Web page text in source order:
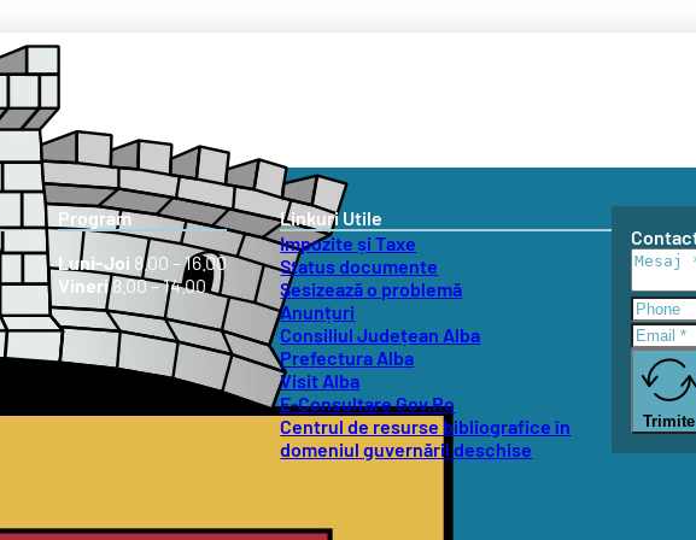
Program
Luni-Joi 8.00 – 16.00
Vineri8.00 – 14.00
Linkuri Utile
Impozite și Taxe
Status documente
Sesizează o problemă
Anunțuri
Consiliul Județean Alba
Prefectura Alba
Visit Alba
E-Consultare Gov.Ro
Centrul de resurse bibliografice în
domeniul guvernării deschise
Trimite